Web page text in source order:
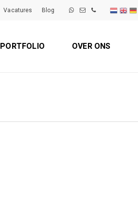
Vacatures Blog
PORTFOLIO OVER ONS